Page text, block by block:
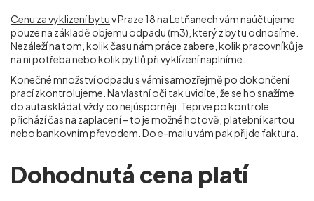
Cenu za vyklizení bytuv Praze 18 na Letňanech vám naúčtujeme
pouze na základě objemu odpadu (m3), který z bytu odnosíme.
Nezáleží na tom, kolik času nám práce zabere, kolik pracovníků je
na ni potřeba nebo kolik pytlů při vyklízení naplníme.
Konečné množství odpadu s vámi samozřejmě po dokončení
prací zkontrolujeme. Na vlastní oči tak uvidíte, že se ho snažíme
do auta skládat vždy co nejúsporněji. Teprve po kontrole
přichází čas na zaplacení – to je možné hotově, platební kartou
nebo bankovním převodem. Do e-mailu vám pak přijde faktura.
Dohodnutá cena platí